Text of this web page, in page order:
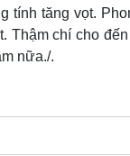
tăng vọt.
Thậm chí cho
nữa./.